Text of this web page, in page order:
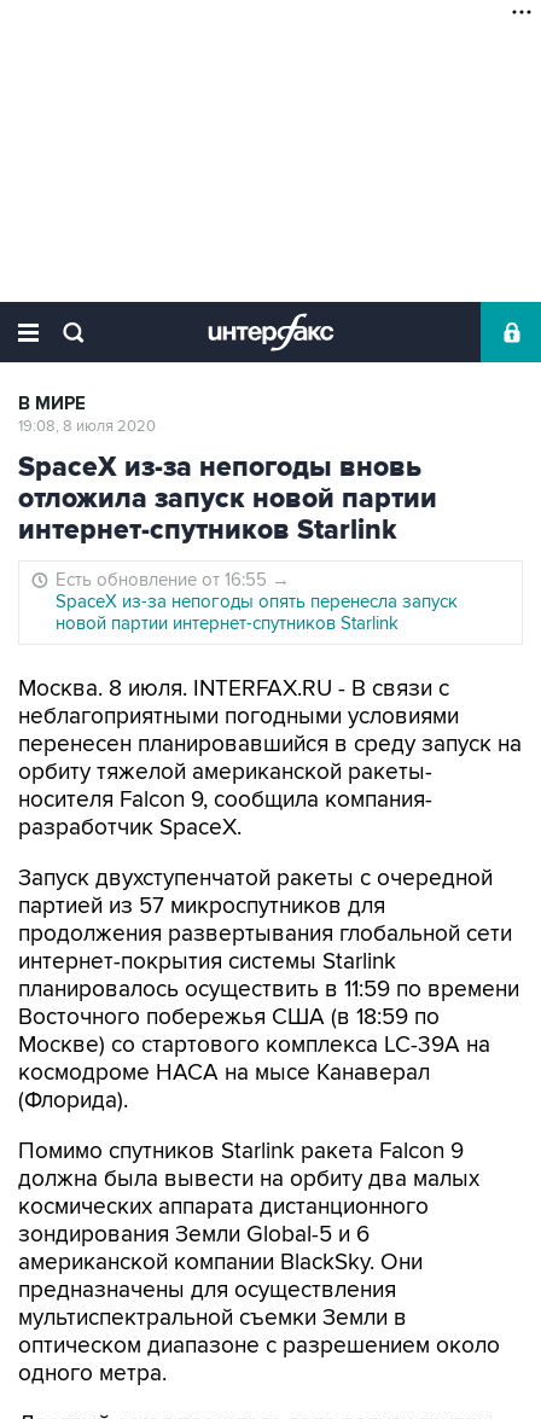
В МИРЕ
19:08, 8 июля 2020
SpaceX из-за непогоды вновь
отложила запуск новой партии
интернет-спутников Starlink
Есть обновление от 16:55 →
SpaceX из-за непогоды опять перенесла запуск
новой партии интернет-спутников Starlink
Москва. 8 июля. INTERFAX.RU - В связи с
неблагоприятными погодными условиями
перенесен планировавшийся в среду запуск на
орбиту тяжелой американской ракеты-
носителя Falcon 9, сообщила компания-
разработчик SpaceX.
Запуск двухступенчатой ракеты с очередной
партией из 57 микроспутников для
продолжения развертывания глобальной сети
интернет-покрытия системы Starlink
планировалось осуществить в 11:59 по времени
Восточного побережья США (в 18:59 по
Москве) со стартового комплекса LC-39A на
космодроме НАСА на мысе Канаверал
(Флорида).
Помимо спутников Starlink ракета Falcon 9
должна была вывести на орбиту два малых
космических аппарата дистанционного
зондирования Земли Global-5 и 6
американской компании BlackSky. Они
предназначены для осуществления
мультиспектральной съемки Земли в
оптическом диапазоне с разрешением около
одного метра.